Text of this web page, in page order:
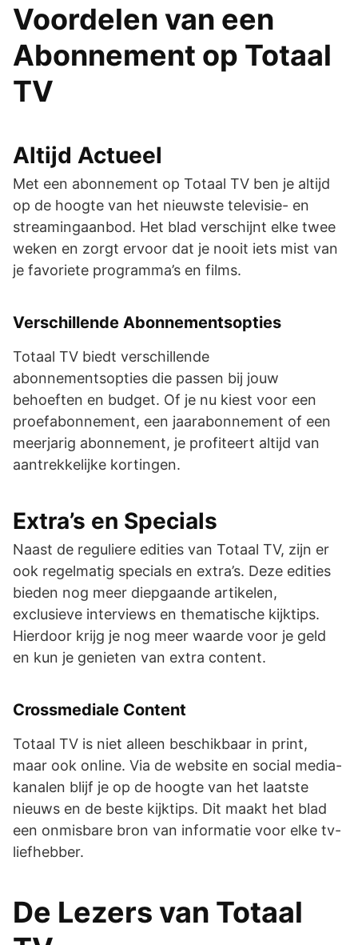
Voordelen van een
Abonnement op Totaal
TV
Altijd Actueel
Met een abonnement op Totaal TV ben je altijd
op de hoogte van het nieuwste televisie- en
streamingaanbod. Het blad verschijnt elke twee
weken en zorgt ervoor dat je nooit iets mist van
je favoriete programma’s en films.
Verschillende Abonnementsopties
Totaal TV biedt verschillende
abonnementsopties die passen bij jouw
behoeften en budget. Of je nu kiest voor een
proefabonnement, een jaarabonnement of een
meerjarig abonnement, je profiteert altijd van
aantrekkelijke kortingen.
Extra’s en Specials
Naast de reguliere edities van Totaal TV, zijn er
ook regelmatig specials en extra’s. Deze edities
bieden nog meer diepgaande artikelen,
exclusieve interviews en thematische kijktips.
Hierdoor krijg je nog meer waarde voor je geld
en kun je genieten van extra content.
Crossmediale Content
Totaal TV is niet alleen beschikbaar in print,
maar ook online. Via de website en social media-
kanalen blijf je op de hoogte van het laatste
nieuws en de beste kijktips. Dit maakt het blad
een onmisbare bron van informatie voor elke tv-
liefhebber.
De Lezers van Totaal